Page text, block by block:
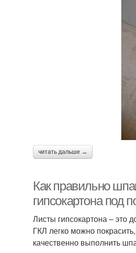
читать дальше →
Как правильно
гипсокартона под
Листы гипсокартона – это
ГКЛ легко можно
качественно выполнить